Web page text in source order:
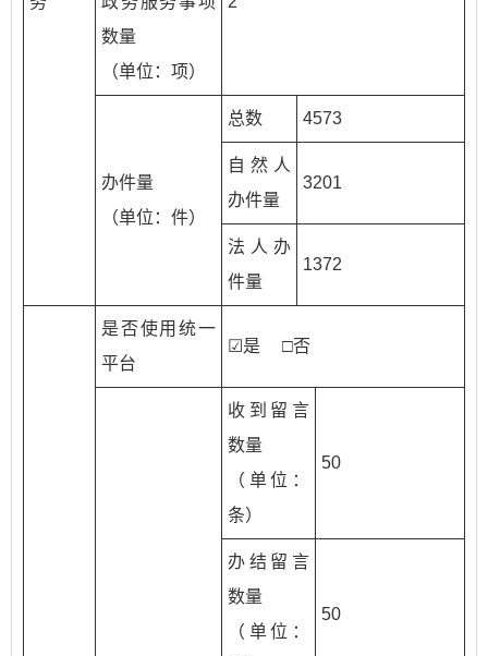
数量
（单位：项）
办件量
（单位：件）
总数 4573
自然人
办件量
3201
法人办
件量
1372
是否使用统一
平台
☑是 □否
收到留言
数量
（单位：
条）
50
办结留言
数量
（单位：
50